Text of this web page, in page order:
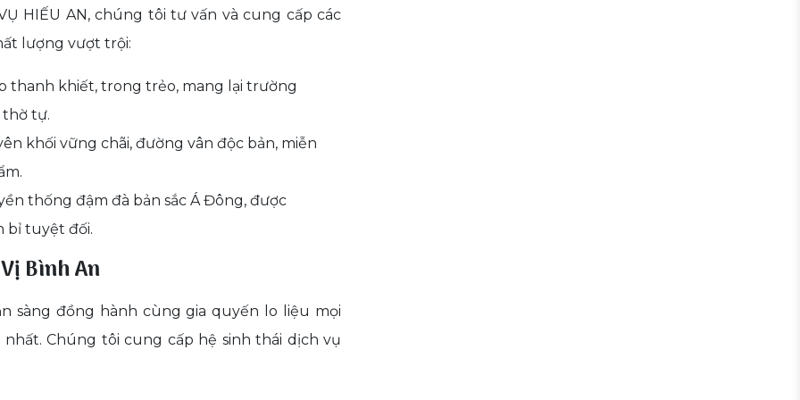
HIẾU AN, chúng tôi tư vấn và cung cấp các
lượng vượt trội:
thanh khiết, trong trẻo, mang lại trường
tự.
khối vững chãi, đường vân độc bản, miễn
thống đậm đà bản sắc Á Đông, được
bỉ tuyệt đối.
Bình An
sàng đồng hành cùng gia quyến lo liệu mọi
Chúng tôi cung cấp hệ sinh thái dịch vụ